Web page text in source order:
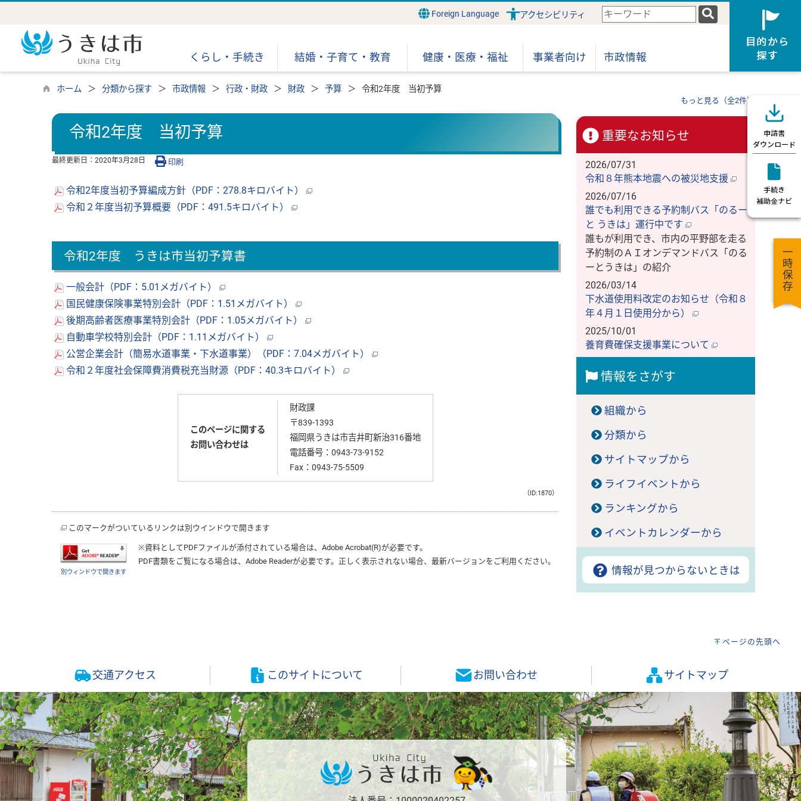
Foreign Language アクセシビリティ
検
ー
ワ
くらし・手続き 結婚・子育て・教育 健康・医療・福祉 事業者向け 市政情報
ホーム 分類から探す 市政情報 行政・財政 財政 予算 令和2年度 当初予算
もっと見る（全2件）
令和2年度 当初予算
最終更新日： 2020年3月28日 印刷
令和2年度当初予算編成方針（PDF：278.8キロバイト）
令和２年度当初予算概要（PDF：491.5キロバイト）
令和2年度 うきは市当初予算書
一般会計（PDF：5.01メガバイト）
国民健康保険事業特別会計（PDF：1.51メガバイト）
後期高齢者医療事業特別会計（PDF：1.05メガバイト）
自動車学校特別会計（PDF：1.11メガバイト）
公営企業会計（簡易水道事業・下水道事業）（PDF：7.04メガバイト）
令和２年度社会保障費消費税充当財源（PDF：40.3キロバイト）
このページに関する
お問い合わせは
財政課
〒839-1393
福岡県うきは市吉井町新治316番地
電話番号： 0943-73-9152
Fax：0943-75-5509
（ID:1870）
このマークがついているリンクは別ウインドウで開きます
別ウィンドウで開きます
※資料としてPDFファイルが添付されている場合は、 Adobe Acrobat(R)が必要です。
PDF書類をご覧になる場合は、 Adobe Readerが必要です。正しく表示されない場合、最新バージョンをご利用ください。
重要なお知らせ
2026/07/31
令和８年熊本地震への被災地支援
2026/07/16
誰でも利用できる予約制バス「のるー
と うきは」運行中です
誰もが利用でき、市内の平野部を走る
予約制のＡＩオンデマンドバス「のる
ーとうきは」の紹介
2026/03/14
下水道使用料改定のお知らせ（令和８
年４月１日使用分から）
2025/10/01
養育費確保支援事業について
情報をさがす
組織から
分類から
サイトマップから
ライフイベントから
ランキングから
イベントカレンダーから
情報が見つからないときは
ページの先頭へ
交通アクセス このサイトについて お問い合わせ サイトマップ
一時保存